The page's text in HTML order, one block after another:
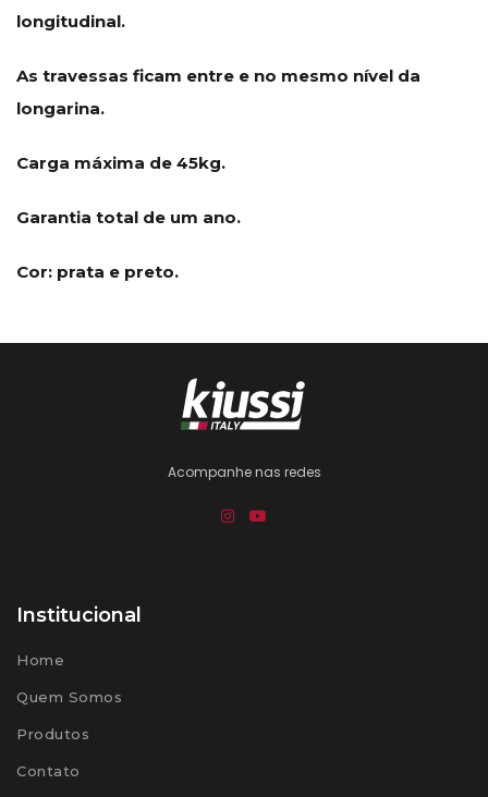
longitudinal.
As travessas ficam entre e no mesmo nível da
longarina.
Carga máxima de 45kg.
Garantia total de um ano.
Cor: prata e preto.
Acompanhe nas redes
Institucional
Home
Quem Somos
Produtos
Contato